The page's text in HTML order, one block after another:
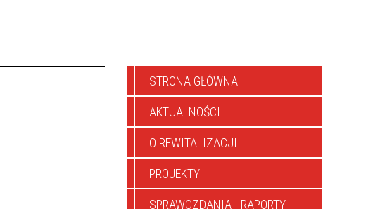
STRONA GŁÓWNA
AKTUALNOŚCI
O REWITALIZACJI
PROJEKTY
SPRAWOZDANIA I RAPORTY